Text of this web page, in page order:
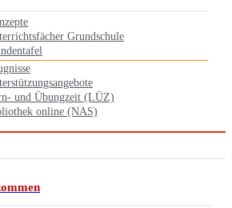
Grundschule
und Übungzeit (LÜZ)
online (NAS)